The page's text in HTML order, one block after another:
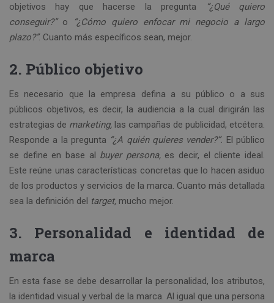
objetivos hay que hacerse la pregunta
“¿Qué quiero
conseguir?”o
“¿Cómo quiero enfocar mi negocio a largo
plazo?”. Cuanto más específicos sean, mejor.
2. Público objetivo
Es necesario que la empresa defina a su público o a sus
públicos objetivos, es decir, la audiencia a la cual dirigirán las
estrategias de marketing, las campañas de publicidad, etcétera.
Responde a la pregunta “¿A quién quieres vender?”. El público
se define en base al buyer persona, es decir, el cliente ideal.
Este reúne unas características concretas que lo hacen asiduo
de los productos y servicios de la marca. Cuanto más detallada
sea la definición del target, mucho mejor.
3. Personalidad e identidad de
marca
En esta fase se debe desarrollar la personalidad, los atributos,
la identidad visual y verbal de la marca. Al igual que una persona